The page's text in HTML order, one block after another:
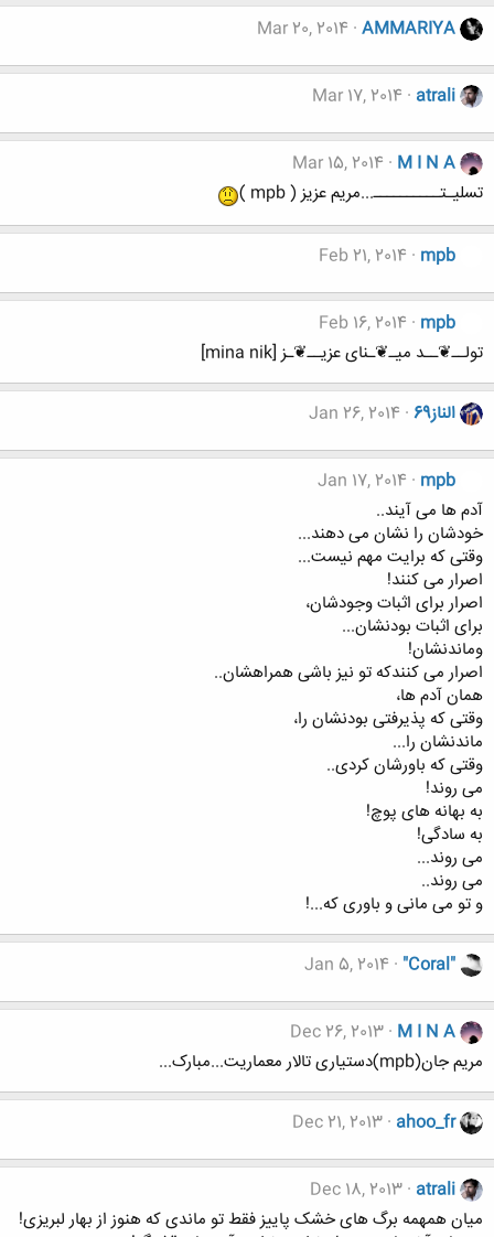
AMMARIYA
Mar 20, 2014
atrali
Mar 17, 2014
M I N A
Mar 15, 2014
تسلیـتــــــــــ...مریم عزیز ( mpb )
mpb
Feb 21, 2014
mpb
Feb 16, 2014
تولــ❦ــد میـ❦ـنای عزیــ❦ـز [mina nik]
الناز69 Jan 26, 2014
mpb
Jan 17, 2014
آدم ها می آیند..
خودشان را نشان می دهند...
وقتی که برایت مهم نیست...
اصرار می کنند!
اصرار برای اثبات وجودشان،
برای اثبات بودنشان...
وماندنشان!
اصرار می کنندکه تو نیز باشی همراهشان..
همان آدم ها،
وقتی که پذیرفتی بودنشان را،
ماندنشان را...
وقتی که باورشان کردی..
می روند!
به بهانه های پوچ!
به سادگی!
می روند...
می روند..
و تو می مانی و باوری که...!
"Coral"
Jan 5, 2014
M I N A
Dec 26, 2013
مریم جان(mpb)دستیاری تالار معماریت...مبارک...
ahoo_fr
Dec 21, 2013
atrali
Dec 18, 2013
میان همهمه برگ های خشک پاییز فقط تو ماندی که هنوز از بهار لبریزی!